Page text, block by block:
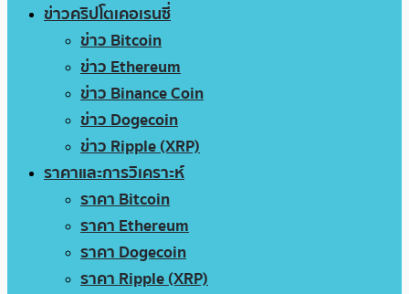
ข่าวคริปโตเคอเรนซี่
ข่าว Bitcoin
ข่าว Ethereum
ข่าว Binance Coin
ข่าว Dogecoin
ข่าว Ripple (XRP)
ราคาและการวิเคราะห์
ราคา Bitcoin
ราคา Ethereum
ราคา Dogecoin
ราคา Ripple (XRP)